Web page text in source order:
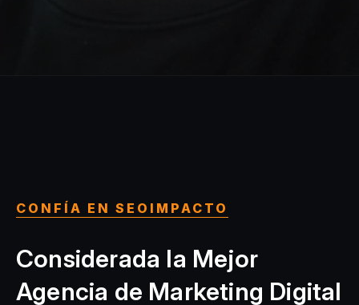
CONFÍA EN SEOIMPACTO
Considerada la Mejor
Agencia de Marketing Digital